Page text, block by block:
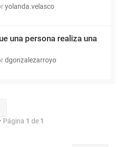
yolanda.velasco
una persona realiza una
dgonzalezarroyo
Página 1 de 1